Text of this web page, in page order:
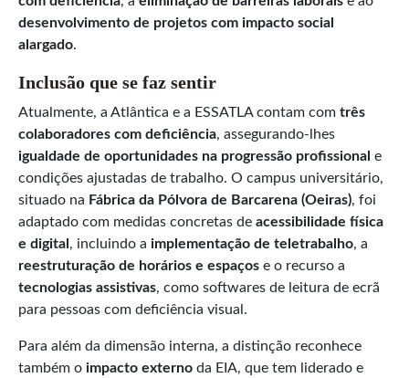
desenvolvimento de projetos com impacto social
alargado.
Inclusão que se faz sentir
Atualmente, a Atlântica e a ESSATLA contam com três
colaboradores com deficiência, assegurando-lhes
igualdade de oportunidades na progressão profissional e
condições ajustadas de trabalho. O campus universitário,
situado na Fábrica da Pólvora de Barcarena (Oeiras), foi
adaptado com medidas concretas de acessibilidade física
e digital , incluindo a implementação de teletrabalho, a
reestruturação de horários e espaços e o recurso a
tecnologias assistivas, como softwares de leitura de ecrã
para pessoas com deficiência visual.
Para além da dimensão interna, a distinção reconhece
também o impacto externo da EIA, que tem liderado e